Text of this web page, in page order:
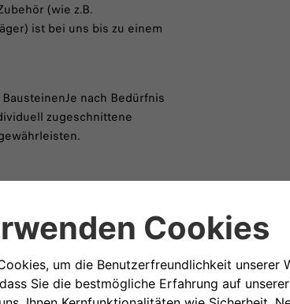
(wie z.B.
ist bei uns bis zu einem
nach Bedürfnis
zugeschnittene